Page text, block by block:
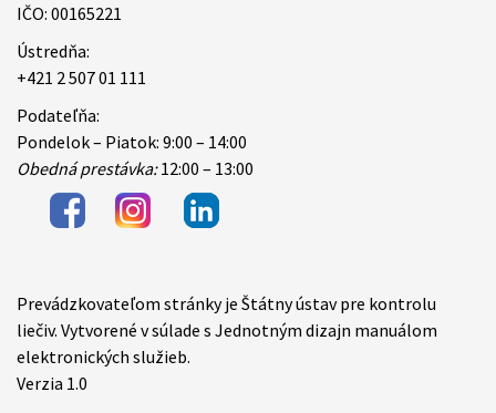
IČO: 00165221
Ústredňa:
+421 2 507 01 111
Podateľňa:
Pondelok – Piatok: 9:00 – 14:00
Obedná prestávka:12:00 – 13:00
Items
Prevádzkovateľom stránky je Štátny ústav pre kontrolu
liečiv. Vytvorené v súlade s Jednotným dizajn manuálom
elektronických služieb.
Verzia 1.0